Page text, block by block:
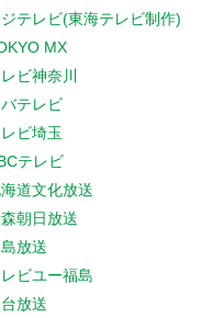
テレビ(東海テレビ制作)
MX
ビ神奈川
テレビ
ビ埼玉
テレビ
道文化放送
朝日放送
放送
ビユー福島
放送